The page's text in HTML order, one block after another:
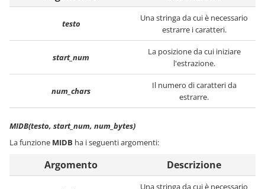
testo
Una stringa da cui è necessario
estrarre i caratteri.
start_num
La posizione da cui iniziare
l'estrazione.
num_chars
Il numero di caratteri da
estrarre.
MIDB(testo, start_num, num_bytes)
La funzione MIDB ha i seguenti argomenti:
Argomento Descrizione
Una stringa da cui è necessario